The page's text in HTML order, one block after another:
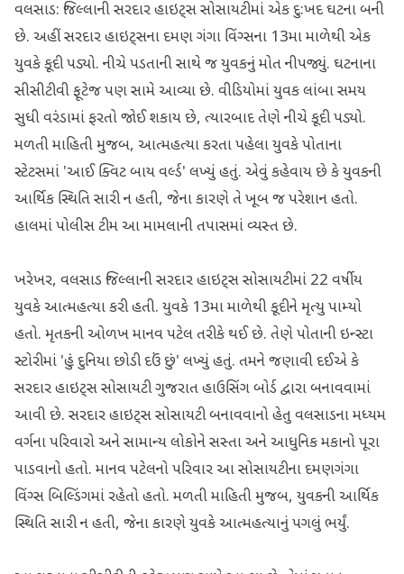
વલસાડ: જિલ્લાની સરદાર હાઇટ્સ સોસાયટીમાં એક દુ:ખદ ઘટના બની
છે. અહીં સરદાર હાઇટ્સના દમણ ગંગા વિંગ્સના 13મા માળેથી એક
યુવકે કૂદી પડ્યો. નીચે પડતાની સાથે જ યુવકનું મોત નીપજ્યું. ઘટનાના
સીસીટીવી ફૂટેજ પણ સામે આવ્યા છે. વીડિયોમાં યુવક લાંબા સમય
સુધી વરંડામાં ફરતો જોઈ શકાય છે, ત્યારબાદ તેણે નીચે કૂદી પડ્યો.
મળતી માહિતી મુજબ, આત્મહત્યા કરતા પહેલા યુવકે પોતાના
સ્ટેટસમાં 'આઈ ક્વિટ બાય વર્લ્ડ' લખ્યું હતું. એવું કહેવાય છે કે યુવકની
આર્થિક સ્થિતિ સારી ન હતી, જેના કારણે તે ખૂબ જ પરેશાન હતો.
હાલમાં પોલીસ ટીમ આ મામલાની તપાસમાં વ્યસ્ત છે.
ખરેખર, વલસાડ જિલ્લાની સરદાર હાઇટ્સ સોસાયટીમાં 22 વર્ષીય
યુવકે આત્મહત્યા કરી હતી. યુવકે 13મા માળેથી કૂદીને મૃત્યુ પામ્યો
હતો. મૃતકની ઓળખ માનવ પટેલ તરીકે થઈ છે. તેણે પોતાની ઇન્સ્ટા
સ્ટોરીમાં 'હું દુનિયા છોડી દઉં છું' લખ્યું હતું. તમને જણાવી દઈએ કે
સરદાર હાઇટ્સ સોસાયટી ગુજરાત હાઉસિંગ બોર્ડ દ્વારા બનાવવામાં
આવી છે. સરદાર હાઇટ્સ સોસાયટી બનાવવાનો હેતુ વલસાડના મધ્યમ
વર્ગના પરિવારો અને સામાન્ય લોકોને સસ્તા અને આધુનિક મકાનો પૂરા
પાડવાનો હતો. માનવ પટેલનો પરિવાર આ સોસાયટીના દમણગંગા
વિંગ્સ બિલ્ડિંગમાં રહેતો હતો. મળતી માહિતી મુજબ, યુવકની આર્થિક
સ્થિતિ સારી ન હતી, જેના કારણે યુવકે આત્મહત્યાનું પગલું ભર્યું.